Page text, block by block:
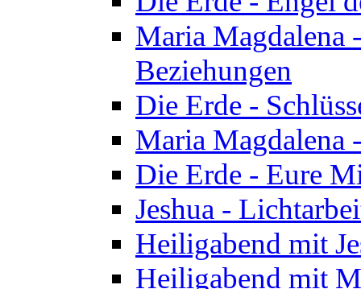
Maria Magdalena
Beziehungen
Die Erde -
Maria Magdalena
Die Erde - Eure
Jeshua -
Heiligabend mit
Heiligabend mit